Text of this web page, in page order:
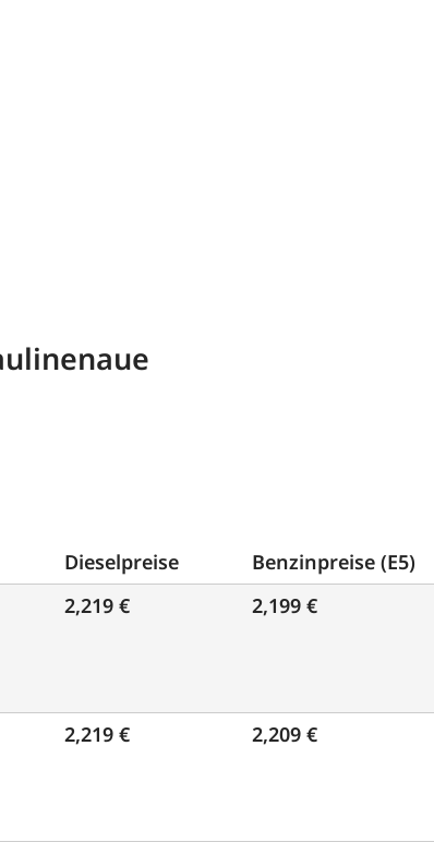
Dieselpreise Benzinpreise (E5)
2,219 € 2,199 €
2,219 € 2,209 €